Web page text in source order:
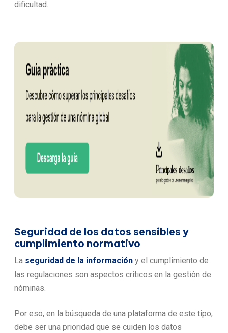
dificultad.
Seguridad de los datos sensibles y
cumplimiento normativo
La seguridad de la información y el cumplimiento de
las regulaciones son aspectos críticos en la gestión de
nóminas.
Por eso, en la búsqueda de una plataforma de este tipo,
debe ser una prioridad que se cuiden los datos